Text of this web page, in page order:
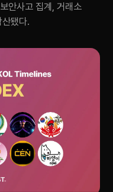
안사고 집계, 거래소
됐다.